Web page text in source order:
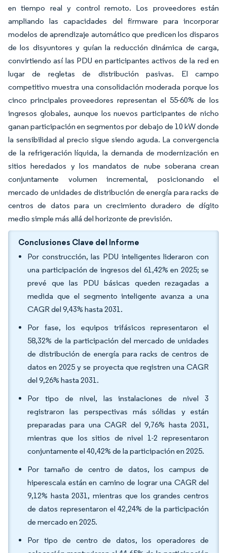
en tiempo real y control remoto. Los proveedores están
ampliando las capacidades del firmware para incorporar
modelos de aprendizaje automático que predicen los disparos
de los disyuntores y guían la reducción dinámica de carga,
convirtiendo así las PDU en participantes activos de la red en
lugar de regletas de distribución pasivas. El campo
competitivo muestra una consolidación moderada porque los
cinco principales proveedores representan el 55-60% de los
ingresos globales, aunque los nuevos participantes de nicho
ganan participación en segmentos por debajo de 10 kW donde
la sensibilidad al precio sigue siendo aguda. La convergencia
de la refrigeración líquida, la demanda de modernización en
sitios heredados y los mandatos de nube soberana crean
conjuntamente volumen incremental, posicionando el
mercado de unidades de distribución de energía para racks de
centros de datos para un crecimiento duradero de dígito
medio simple más allá del horizonte de previsión.
Conclusiones Clave del Informe
Por construcción, las PDU inteligentes lideraron con
una participación de ingresos del 61,42% en 2025; se
prevé que las PDU básicas queden rezagadas a
medida que el segmento inteligente avanza a una
CAGR del 9,43% hasta 2031.
Por fase, los equipos trifásicos representaron el
58,32% de la participación del mercado de unidades
de distribución de energía para racks de centros de
datos en 2025 y se proyecta que registren una CAGR
del 9,26% hasta 2031.
Por tipo de nivel, las instalaciones de nivel 3
registraron las perspectivas más sólidas y están
preparadas para una CAGR del 9,76% hasta 2031,
mientras que los sitios de nivel 1-2 representaron
conjuntamente el 40,42% de la participación en 2025.
Por tamaño de centro de datos, los campus de
hiperescala están en camino de lograr una CAGR del
9,12% hasta 2031, mientras que los grandes centros
de datos representaron el 42,24% de la participación
de mercado en 2025.
Por tipo de centro de datos, los operadores de